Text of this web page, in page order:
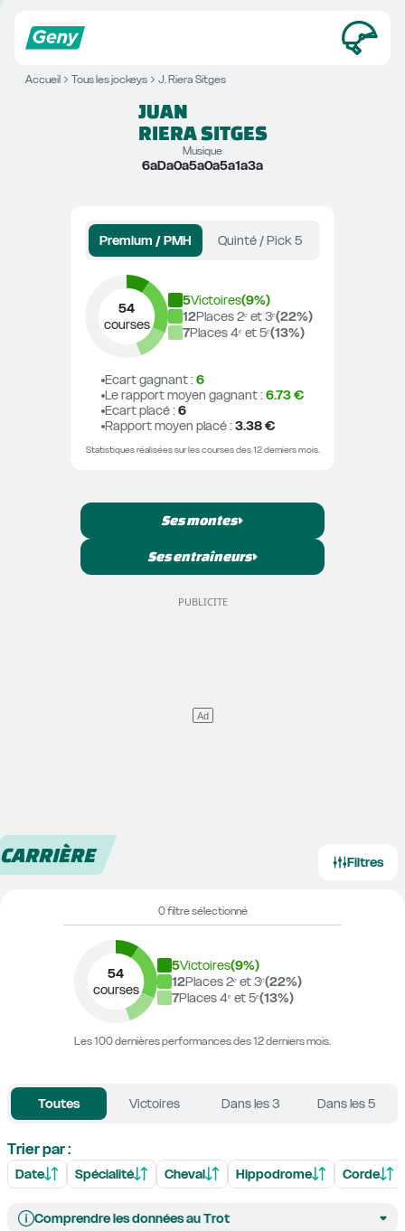
Accueil Tous les jockeys J. Riera Sitges
JUAN
RIERA SITGES
Musique
6aDa0a5a0a5a1a3a
Premium / PMH Quinté / Pick 5
54
courses
5Victoires(9%)
12Places 2ᵉ et 3ᵉ(22%)
7Places 4ᵉ et 5ᵉ(13%)
Ecart gagnant : 6
Le rapport moyen gagnant : 6.73 €
Ecart placé : 6
Rapport moyen placé : 3.38 €
Statistiques réalisées sur les courses des 12 derniers mois.
Ses montes
Ses entraîneurs
CARRIÈRE Filtres
0 filtre sélectionné
54
courses
5Victoires(9%)
12Places 2ᵉ et 3ᵉ(22%)
7Places 4ᵉ et 5ᵉ(13%)
Les 100 dernières performances des 12 derniers mois.
Toutes Victoires Dans les 3 Dans les 5
Trier par :
Date Spécialité Cheval Hippodrome Corde
Comprendre les données au Trot